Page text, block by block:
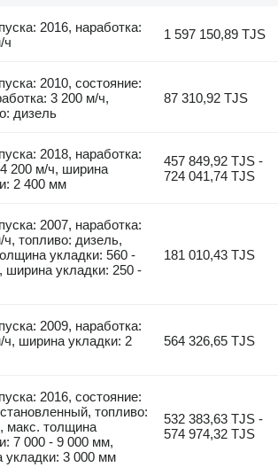
2016, наработка:
ч
1 597 150,89 TJS
2010, состояние:
3 200 м/ч,
дизель
87 310,92 TJS
2018, наработка:
200 м/ч, ширина
2 400 мм
457 849,92 TJS -
724 041,74 TJS
2007, наработка:
ч, топливо: дизель,
укладки: 560 -
ширина укладки: 250 -
181 010,43 TJS
2009, наработка:
ч, ширина укладки: 2
564 326,65 TJS
2016, состояние:
топливо:
макс. толщина
7 000 - 9 000 мм,
укладки: 3 000 мм
532 383,63 TJS -
574 974,32 TJS